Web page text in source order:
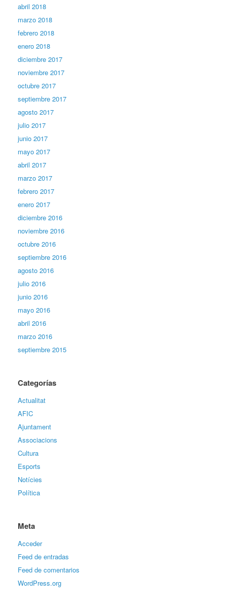
abril 2018
marzo 2018
febrero 2018
enero 2018
diciembre 2017
noviembre 2017
octubre 2017
septiembre 2017
agosto 2017
julio 2017
junio 2017
mayo 2017
abril 2017
marzo 2017
febrero 2017
enero 2017
diciembre 2016
noviembre 2016
octubre 2016
septiembre 2016
agosto 2016
julio 2016
junio 2016
mayo 2016
abril 2016
marzo 2016
septiembre 2015
Categorías
Actualitat
AFIC
Ajuntament
Associacions
Cultura
Esports
Notícies
Política
Meta
Acceder
Feed de entradas
Feed de comentarios
WordPress.org